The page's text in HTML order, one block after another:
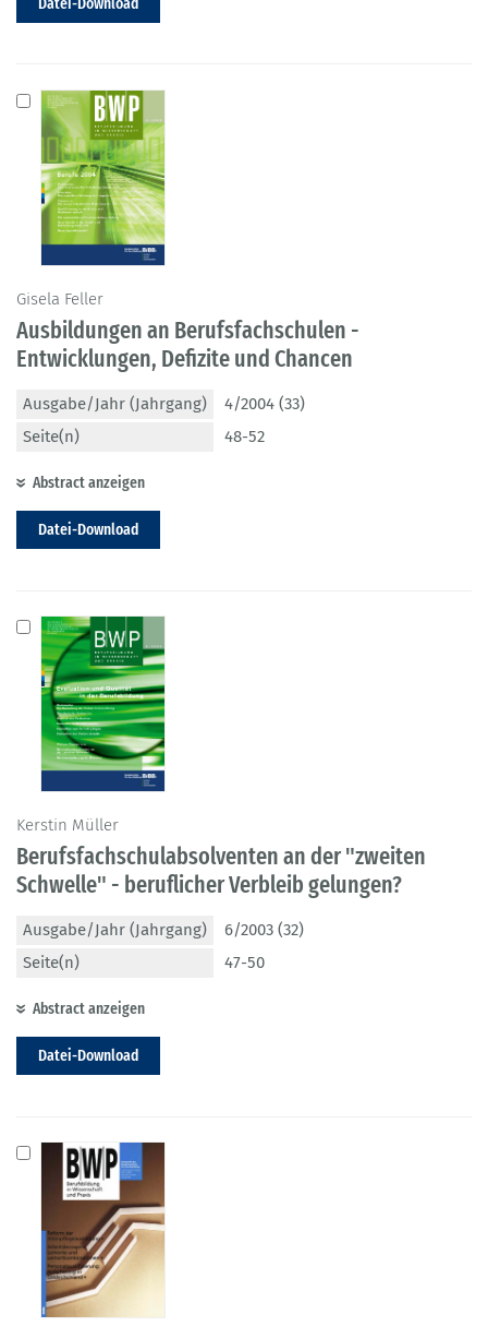
Gisela Feller
Ausbildungen an Berufsfachschulen -
Entwicklungen, Defizite und Chancen
Ausgabe/Jahr (Jahrgang)
4/2004 (33)
Seite(n)
48-52
Abstract anzeigen
Datei-Download
Kerstin Müller
Berufsfachschulabsolventen an der "zweiten
Schwelle" - beruflicher Verbleib gelungen?
Ausgabe/Jahr (Jahrgang)
6/2003 (32)
Seite(n)
47-50
Abstract anzeigen
Datei-Download